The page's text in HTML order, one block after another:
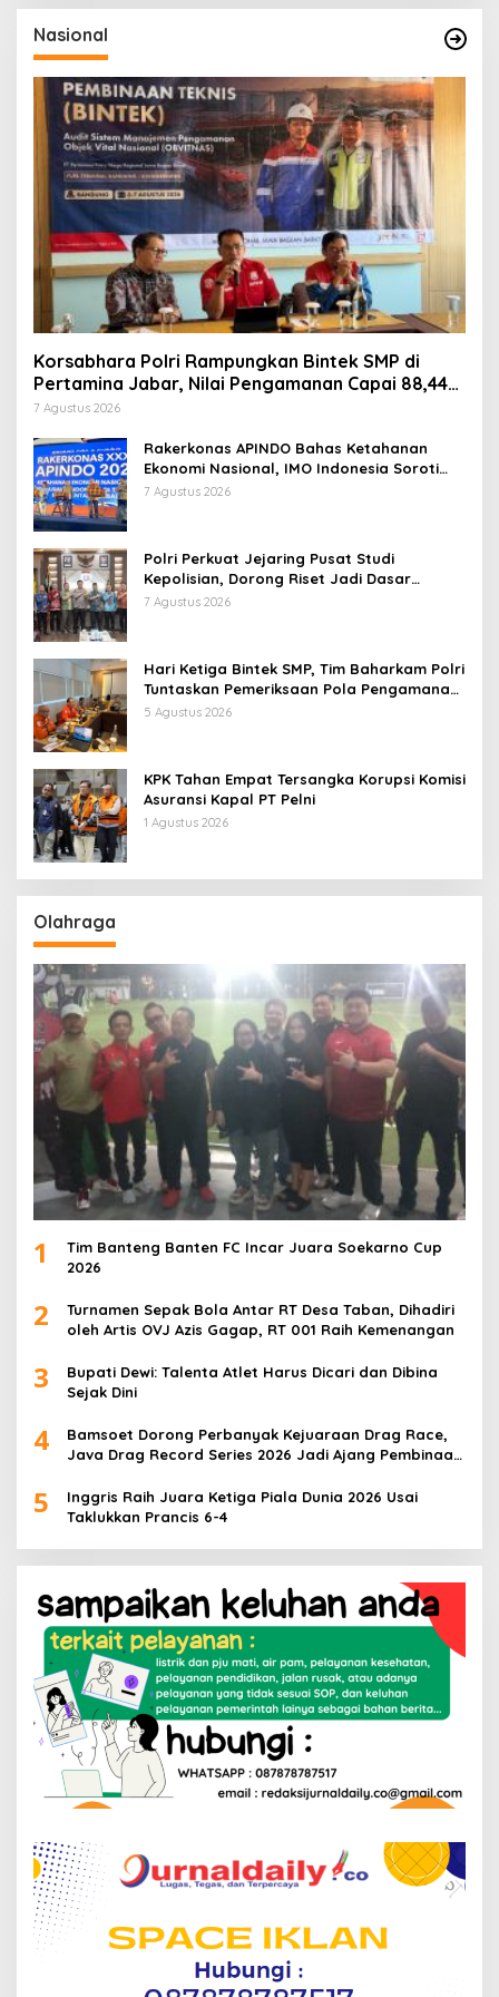
Nasional
Korsabhara Polri Rampungkan Bintek SMP di
Pertamina Jabar, Nilai Pengamanan Capai 88,44
Persen
7 Agustus 2026
Rakerkonas APINDO Bahas Ketahanan
Ekonomi Nasional, IMO Indonesia Soroti
Pentingnya Kolaborasi Lintas Sektor
7 Agustus 2026
Polri Perkuat Jejaring Pusat Studi
Kepolisian, Dorong Riset Jadi Dasar
Kebijakan dan Inovasi
7 Agustus 2026
Hari Ketiga Bintek SMP, Tim Baharkam Polri
Tuntaskan Pemeriksaan Pola Pengamanan
Pertamina Patra Niaga Jabar
5 Agustus 2026
KPK Tahan Empat Tersangka Korupsi Komisi
Asuransi Kapal PT Pelni
1 Agustus 2026
Olahraga
1
Tim Banteng Banten FC Incar Juara Soekarno Cup
2026
2
Turnamen Sepak Bola Antar RT Desa Taban, Dihadiri
oleh Artis OVJ Azis Gagap, RT 001 Raih Kemenangan
3
Bupati Dewi: Talenta Atlet Harus Dicari dan Dibina
Sejak Dini
4
Bamsoet Dorong Perbanyak Kejuaraan Drag Race,
Java Drag Record Series 2026 Jadi Ajang Pembinaan
5
Inggris Raih Juara Ketiga Piala Dunia 2026 Usai
Taklukkan Prancis 6-4